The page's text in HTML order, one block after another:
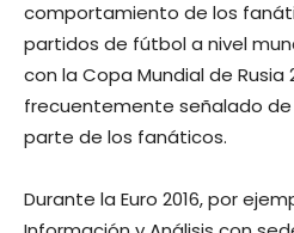
comportamiento de los
partidos de fútbol a nivel
con la Copa Mundial de Rusia
frecuentemente señalado
parte de los fanáticos.
Durante la Euro 2016, por